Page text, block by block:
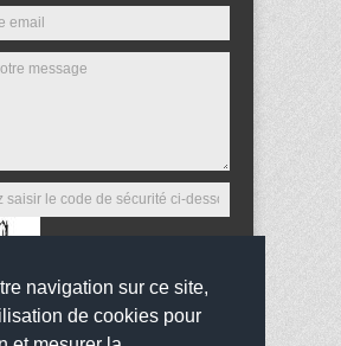
navigation sur ce site,
de cookies pour